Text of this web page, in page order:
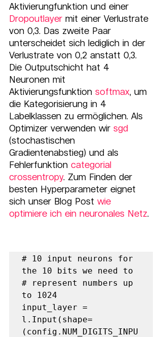
Aktivierungfunktion und einer
Dropoutlayer mit einer Verlustrate
von 0,3. Das zweite Paar
unterscheidet sich lediglich in der
Verlustrate von 0,2 anstatt 0,3.
Die Outputschicht hat 4
Neuronen mit
Aktivierungsfunktion softmax, um
die Kategorisierung in 4
Labelklassen zu ermöglichen. Als
Optimizer verwenden wir sgd
(stochastischen
Gradientenabstieg) und als
Fehlerfunktion categorial
crossentropy. Zum Finden der
besten Hyperparameter eignet
sich unser Blog Post wie
optimiere ich ein neuronales Netz.
# 10 input neurons for
the 10 bits we need to
# represent numbers up
to 1024
input_layer =
l.Input(shape=
(config.NUM_DIGITS_INPU